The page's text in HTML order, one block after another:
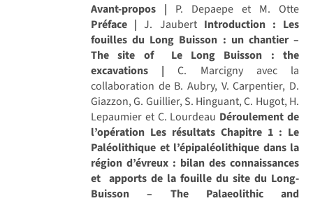
Avant-propos | P. Depaepe et M. Otte
Préface | J. Jaubert Introduction : Les
fouilles du Long Buisson : un chantier –
The site of Le Long Buisson : the
excavations | C. Marcigny avec la
collaboration de B. Aubry, V. Carpentier, D.
Giazzon, G. Guillier, S. Hinguant, C. Hugot, H.
Lepaumier et C. Lourdeau Déroulement de
l’opération Les résultatsChapitre 1 : Le
Paléolithique et l’épipaléolithique dans la
région d’évreux : bilan des connaissances
et apports de la fouille du site du Long-
Buisson – The Palaeolithic and